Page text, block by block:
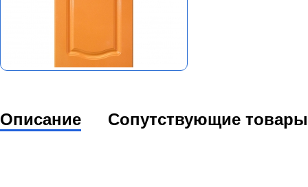
Описание Сопутствующие товары